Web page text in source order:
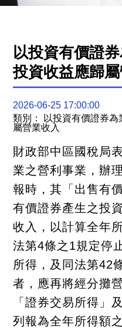
服
以投資有價證
投資收益應歸
2026-06-25 17:00:00
類別： 以投資有價證券
屬營業收入
財政部中區國稅局
業之營利事業，辦
報時，其「出售有
有價證券產生之投
收入，以計算全年
法第4條之1規定停
所得，及同法第42
者，應再將經分攤
「證券交易所得」
列報為全年所得額